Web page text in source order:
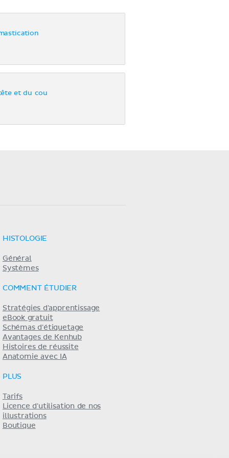
et du cou
HISTOLOGIE
Général
Systèmes
COMMENT ÉTUDIER
Stratégies d'apprentissage
eBook gratuit
Schémas d'étiquetage
Avantages de Kenhub
Histoires de réussite
Anatomie avec IA
PLUS
Tarifs
Licence d'utilisation de nos
illustrations
Boutique